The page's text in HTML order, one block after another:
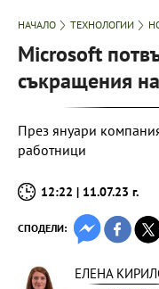
НАЧАЛО ТЕХНОЛОГИИ
Microsoft
съкращения
През януари
работници
12:22 | 11.07.23 г.
СПОДЕЛИ:
ЕЛЕНА